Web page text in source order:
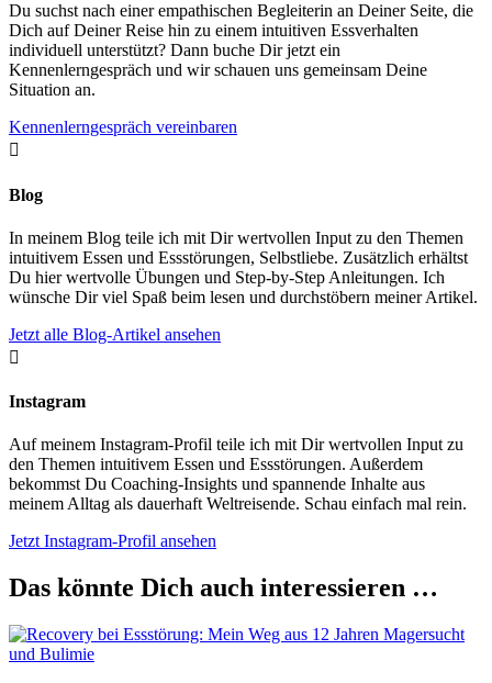
Du suchst nach einer empathischen Begleiterin an Deiner Seite, die
Dich auf Deiner Reise hin zu einem intuitiven Essverhalten
individuell unterstützt? Dann buche Dir jetzt ein
Kennenlerngespräch und wir schauen uns gemeinsam Deine
Situation an.
Kennenlerngespräch vereinbaren

Blog
In meinem Blog teile ich mit Dir wertvollen Input zu den Themen
intuitivem Essen und Essstörungen, Selbstliebe. Zusätzlich erhältst
Du hier wertvolle Übungen und Step-by-Step Anleitungen. Ich
wünsche Dir viel Spaß beim lesen und durchstöbern meiner Artikel.
Jetzt alle Blog-Artikel ansehen

Instagram
Auf meinem Instagram-Profil teile ich mit Dir wertvollen Input zu
den Themen intuitivem Essen und Essstörungen. Außerdem
bekommst Du Coaching-Insights und spannende Inhalte aus
meinem Alltag als dauerhaft Weltreisende. Schau einfach mal rein.
Jetzt Instagram-Profil ansehen
Das könnte Dich auch interessieren …